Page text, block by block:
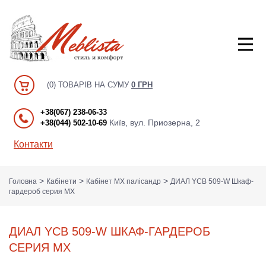
(0) ТОВАРІВ НА СУМУ 0 ГРН
+38(067) 238-06-33
+38(044) 502-10-69 Київ, вул. Приозерна, 2
Контакти
Головна > Кабінети > Кабінет MX палісандр > ДИАЛ YCB 509-W Шкаф-
гардероб серия MX
ДИАЛ YCB 509-W ШКАФ-ГАРДЕРОБ
СЕРИЯ MX